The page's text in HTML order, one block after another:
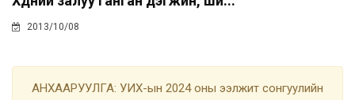
2013/10/08
АНХААРУУЛГА: УИХ-ын 2024 оны ээлжит сонгуулийн